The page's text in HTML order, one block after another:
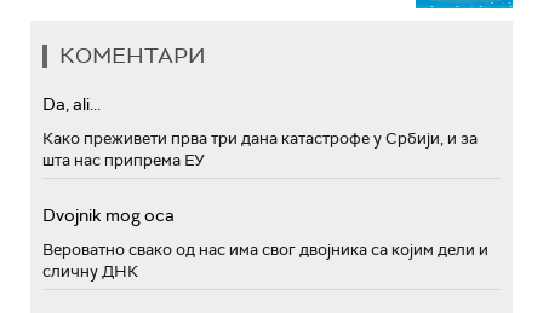
КОМЕНТАРИ
Da, ali...
Како преживети прва три дана катастрофе у Србији, и за
шта нас припрема ЕУ
Dvojnik mog oca
Вероватно свако од нас има свог двојника са којим дели и
сличну ДНК